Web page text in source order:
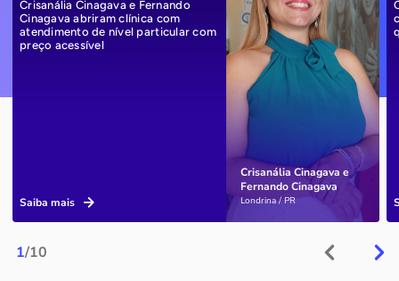
1/10
Crisanália Cinagava e
Fernando Cinagava
Londrina / PR
Crisanália Cinagava e Fernando
Cinagava abriram clínica com
atendimento de nível particular com
preço acessível
Saiba mais